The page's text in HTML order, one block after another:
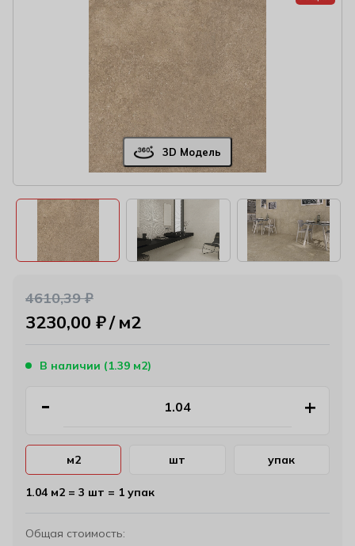
3D Модель
4610,39₽
3230,00 ₽ м2
В наличии (1.39 м2)
м2 шт упак
1.04 м2 = 3 шт = 1 упак
Общая стоимость: